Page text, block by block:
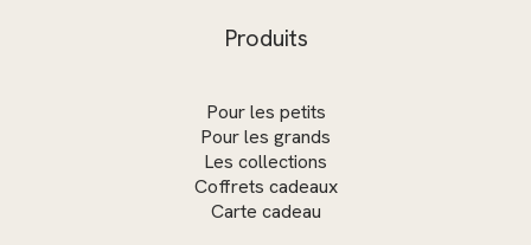
Produits
Pour les petits
Pour les grands
Les collections
Coffrets cadeaux
Carte cadeau